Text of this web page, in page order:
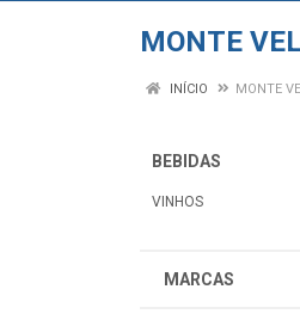
MONTE
INÍCIO MONTE
BEBIDAS
VINHOS
MARCAS